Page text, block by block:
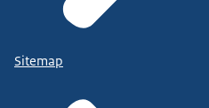
Sitemap